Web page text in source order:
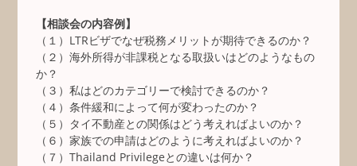
【相談会の内容例】
（１）LTRビザでなぜ税務メリットが期待できるのか？
（２）海外所得が非課税となる取扱いはどのようなもの
か？
（３）私はどのカテゴリーで検討できるのか？
（４）条件緩和によって何が変わったのか？
（５）タイ不動産との関係はどう考えればよいのか？
（６）家族での申請はどのように考えればよいのか？
（７）Thailand Privilegeとの違いは何か？